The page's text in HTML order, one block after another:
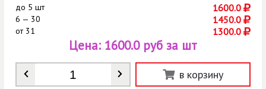
до 5 шт 1600.0
6 — 30 1450.0
от31 1300.0
Количество
Цена: 1600.0 руб за шт
в корзину